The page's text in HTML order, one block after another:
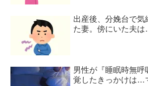
出産後、分娩台で気
た妻。傍にいた夫
男性が『睡眠時無呼
覚したきっかけは…